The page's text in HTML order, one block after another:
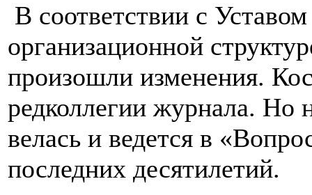
В соответствии с
организационной
произошли изменения.
редколлегии журнала. Но
велась и ведется в
последних десятилетий.